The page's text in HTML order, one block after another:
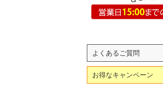
よくあるご質問
お得なキャンペーン